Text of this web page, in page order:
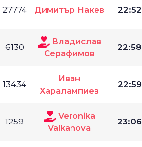
27774 Димитър Накев 22:52
6130
Владислав
Серафимов
22:58
13434
Иван
Харалампиев
22:59
1259
Veronika
Valkanova
23:06